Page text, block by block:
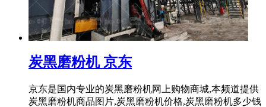
炭黑磨粉机 京东
京东是国内专业的炭黑磨粉机网上购物商城,本频道提供
炭黑磨粉机商品图片,炭黑磨粉机价格,炭黑磨粉机多少钱